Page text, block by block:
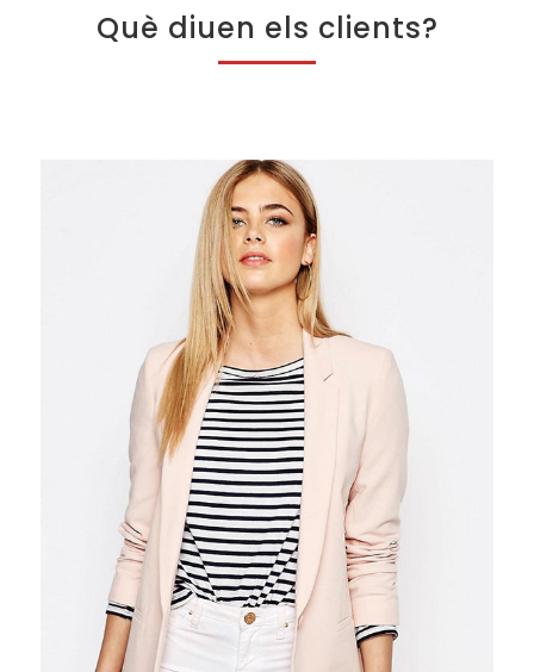
Què diuen els clients?